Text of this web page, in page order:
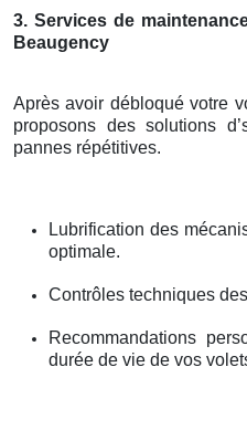
3. Services de
Beaugency
Après avoir débloqué votre
proposons des solutions
pannes répétitives.
Lubrification des
optimale.
Contrôles techniques
Recommandations
durée de vie de vos